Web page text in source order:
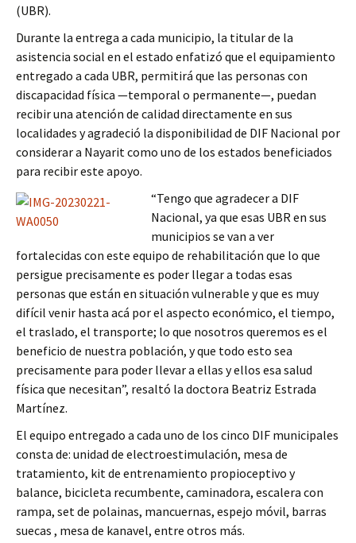
(UBR).
Durante la entrega a cada municipio, la titular de la
asistencia social en el estado enfatizó que el equipamiento
entregado a cada UBR, permitirá que las personas con
discapacidad física —temporal o permanente—, puedan
recibir una atención de calidad directamente en sus
localidades y agradeció la disponibilidad de DIF Nacional por
considerar a Nayarit como uno de los estados beneficiados
para recibir este apoyo.
“Tengo que agradecer a DIF
Nacional, ya que esas UBR en sus
municipios se van a ver
fortalecidas con este equipo de rehabilitación que lo que
persigue precisamente es poder llegar a todas esas
personas que están en situación vulnerable y que es muy
difícil venir hasta acá por el aspecto económico, el tiempo,
el traslado, el transporte; lo que nosotros queremos es el
beneficio de nuestra población, y que todo esto sea
precisamente para poder llevar a ellas y ellos esa salud
física que necesitan”, resaltó la doctora Beatriz Estrada
Martínez.
El equipo entregado a cada uno de los cinco DIF municipales
consta de: unidad de electroestimulación, mesa de
tratamiento, kit de entrenamiento propioceptivo y
balance, bicicleta recumbente, caminadora, escalera con
rampa, set de polainas, mancuernas, espejo móvil, barras
suecas , mesa de kanavel, entre otros más.